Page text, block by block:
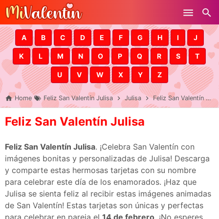
Skip to main content
A B C D E F G H I J
K L M N O P Q R S T
U V W X Y Z
Home Feliz San Valentín Julisa Julisa Feliz San Valentín Julisa
Feliz San Valentín Julisa
Feliz San Valentín Julisa. ¡Celebra San Valentín con
imágenes bonitas y personalizadas de Julisa! Descarga
y comparte estas hermosas tarjetas con su nombre
para celebrar este día de los enamorados. ¡Haz que
Julisa se sienta feliz al recibir estas imágenes animadas
de San Valentín! Estas tarjetas son únicas y perfectas
para celebrar en pareja el 14 de febrero . ¡No esperes